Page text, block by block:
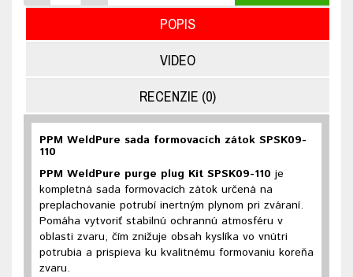
POPIS
VIDEO
RECENZIE (0)
PPM WeldPure sada formovacích zátok SPSK09-
110
PPM WeldPure purge plug Kit SPSK09-110 je
kompletná sada formovacích zátok určená na
preplachovanie potrubí inertným plynom pri zváraní.
Pomáha vytvoriť stabilnú ochrannú atmosféru v
oblasti zvaru, čím znižuje obsah kyslíka vo vnútri
potrubia a prispieva ku kvalitnému formovaniu koreňa
zvaru.